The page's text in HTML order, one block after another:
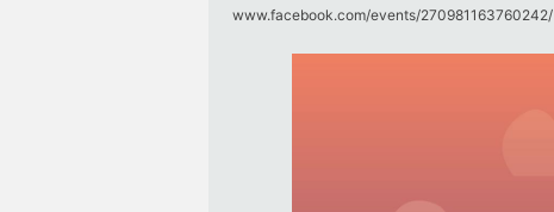
www.facebook.com/​events/​270981163760242/​